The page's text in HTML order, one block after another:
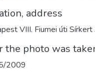
address
VIII. Fiumei úti
the photo was
2009